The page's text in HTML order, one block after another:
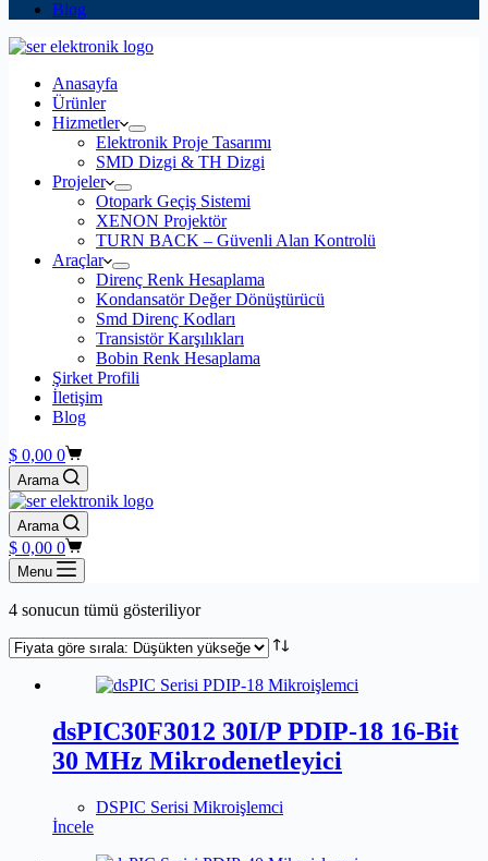
Blog
Anasayfa
Ürünler
Hizmetler
Elektronik Proje Tasarımı
SMD Dizgi & TH Dizgi
Projeler
Otopark Geçiş Sistemi
XENON Projektör
TURN BACK – Güvenli Alan Kontrolü
Araçlar
Direnç Renk Hesaplama
Kondansatör Değer Dönüştürücü
Smd Direnç Kodları
Transistör Karşılıkları
Bobin Renk Hesaplama
Şirket Profili
İletişim
Blog
Shopping
cart
$ 0,00 0
Arama
Arama
Shopping
cart
$ 0,00 0
Menu
4 sonucun tümü gösteriliyorFiyata
sıralandı:
yükseğe
dsPIC30F3012 30I/P PDIP-18 16-Bit
30 MHz Mikrodenetleyici
DSPIC Serisi Mikroişlemci
İncele